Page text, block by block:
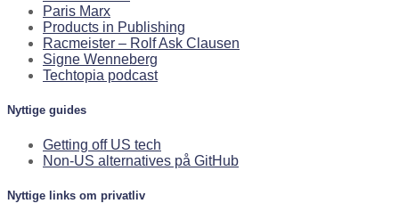
Paris Marx
Products in Publishing
Racmeister – Rolf Ask Clausen
Signe Wenneberg
Techtopia podcast
Nyttige guides
Getting off US tech
Non-US alternatives på GitHub
Nyttige links om privatliv